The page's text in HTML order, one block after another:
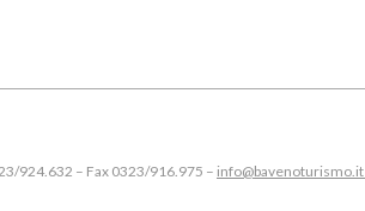
924.632 – Fax 0323/916.975 – info@bavenoturismo.it